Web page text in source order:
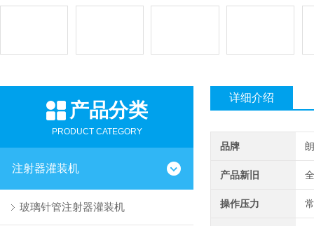
产品分类
PRODUCT CATEGORY
注射器灌装机
玻璃针管注射器灌装机
详细介绍
品牌
产品新旧
操作压力